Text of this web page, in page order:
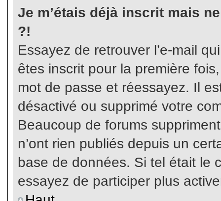
Je m’étais déjà inscrit mais
?!
Essayez de retrouver l’e-mail
êtes inscrit pour la première
mot de passe et réessayez. Il
désactivé ou supprimé votre
Beaucoup de forums
n’ont rien publiés depuis un
base de données. Si tel était le
essayez de participer plus